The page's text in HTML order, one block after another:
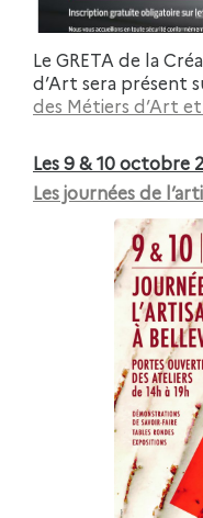
Le GRETA de la
d’Art sera présent
des Métiers d’Art
Les 9 & 10 octobre
Les journées de